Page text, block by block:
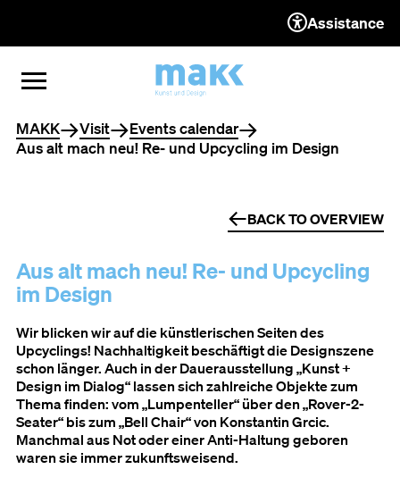
TO THE CONTENT
TO THE NAVIGATION
TO THE FOOTER
OPEN MENU
CLOSE MENU
Assistance
You are here
MAKK Visit
Events calendar
Aus alt mach neu! Re- und Upcycling im Design
BACK TO OVERVIEW
Aus alt mach neu! Re- und Upcycling
im Design
Wir blicken wir auf die künstlerischen Seiten des
Upcyclings! Nachhaltigkeit beschäftigt die Designszene
schon länger. Auch in der Dauerausstellung „Kunst +
Design im Dialog“ lassen sich zahlreiche Objekte zum
Thema finden: vom „Lumpenteller“ über den „Rover-2-
Seater“ bis zum „Bell Chair“ von Konstantin Grcic.
Manchmal aus Not oder einer Anti-Haltung geboren
waren sie immer zukunftsweisend.